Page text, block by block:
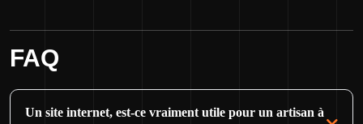
FAQ
Un site internet, est-ce vraiment utile pour un artisan à